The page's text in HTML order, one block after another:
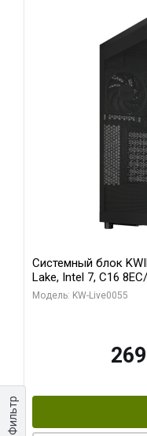
Фильтр
Системный блок
Lake, Intel 7, C16
MSI RTX5080
Модель: KW-Live0055